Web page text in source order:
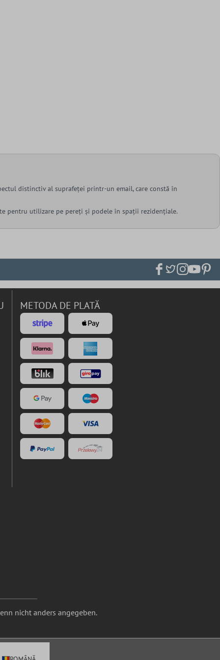
distinctiv al suprafeței printr-un email, care constă în
pentru utilizare pe pereți și podele în spații rezidențiale.
METODA DE PLATĂ
nicht anders angegeben.